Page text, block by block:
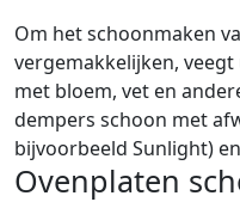
Om het schoonmaken
vergemakkelijken,
met bloem, vet en
dempers schoon met
bijvoorbeeld Sunlight)
Ovenplaten